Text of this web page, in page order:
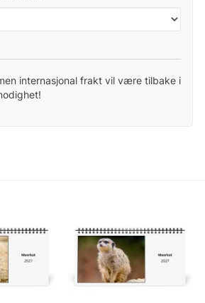
internasjonal frakt vil være tilbake i